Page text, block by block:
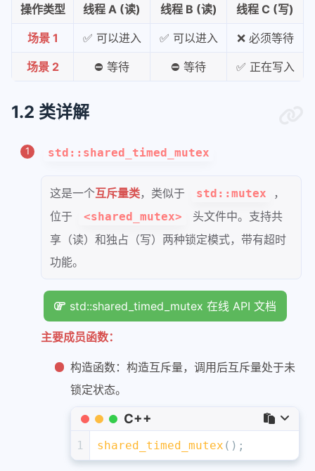
操作类型 线程 A (读) 线程 B (读) 线程 C (写)
场景 1 ✅ 可以进入 ✅ 可以进入 ❌ 必须等待
场景 2 ⛔ 等待 ⛔ 等待 ✅ 正在写入
1.2 类详解
std::shared_timed_mutex
这是一个互斥量类，类似于 std::mutex
，
位于
<shared_mutex>
头文件中。支持共
享（读）和独占（写）两种锁定模式，带有超时
功能。
std::shared_timed_mutex 在线 API 文档
主要成员函数：
构造函数：构造互斥量，调用后互斥量处于未
锁定状态。
C++
1 shared_timed_mutex ();